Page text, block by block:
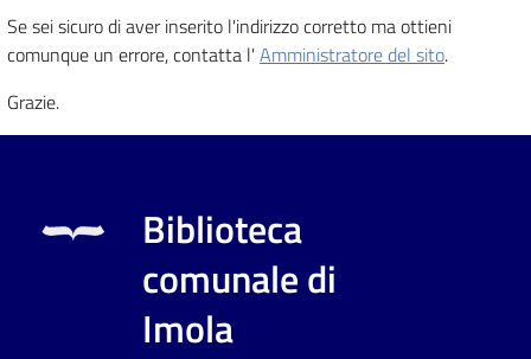
Cosa
puoi
fare
contenuti
Se sei sicuro di aver inserito l'indirizzo corretto ma ottieni
comunque un errore, contatta l' Amministratore del sito.
Grazie.
Biblioteca
comunale di
Imola